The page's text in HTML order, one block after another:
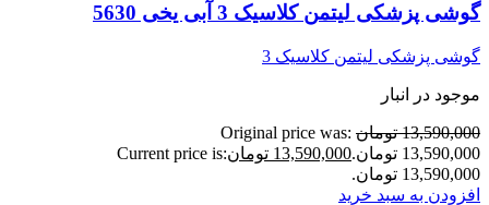
گوشی پزشکی لیتمن کلاسیک 3 آبی یخی 5630
گوشی پزشکی لیتمن کلاسیک 3
موجود در انبار
13,590,000 تومان
Original price was:
13,590,000 تومان.
13,590,000 تومان
Current price is:
13,590,000 تومان.
افزودن به سبد خرید